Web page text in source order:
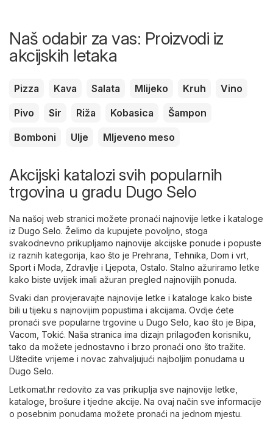
Naš odabir za vas: Proizvodi iz
akcijskih letaka
Pizza Kava Salata Mlijeko Kruh
Vino
Pivo
Sir Riža Kobasica
Šampon
Bomboni
Ulje Mljeveno meso
Akcijski katalozi svih popularnih
trgovina u gradu Dugo Selo
Na našoj web stranici možete pronaći najnovije letke i kataloge
iz Dugo Selo. Želimo da kupujete povoljno, stoga
svakodnevno prikupljamo najnovije akcijske ponude i popuste
iz raznih kategorija, kao što je Prehrana Tehnika Dom i vrt
Sport i Moda Zdravlje i Ljepota Ostalo. Stalno ažuriramo letke
kako biste uvijek imali ažuran pregled najnovijih ponuda.
Svaki dan provjeravajte najnovije letke i kataloge kako biste
bili u tijeku s najnovijim popustima i akcijama. Ovdje ćete
pronaći sve popularne trgovine u Dugo Selo, kao što je Bipa
Vacom Tokić. Naša stranica ima dizajn prilagođen korisniku,
tako da možete jednostavno i brzo pronaći ono što tražite.
Uštedite vrijeme i novac zahvaljujući najboljim ponudama u
Dugo Selo.
Letkomat.hr redovito za vas prikuplja sve najnovije letke,
kataloge, brošure i tjedne akcije. Na ovaj način sve informacije
o posebnim ponudama možete pronaći na jednom mjestu.